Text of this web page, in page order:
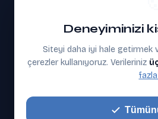
Deneyiminizi
Siteyi daha iyi hale getirmek
çerezler kullanıyoruz. Verileriniz